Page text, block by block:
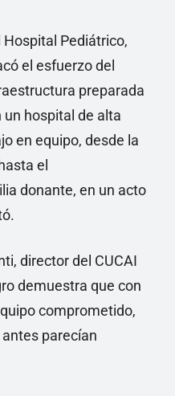
Pediátrico,
el esfuerzo del
preparada
un hospital de alta
en equipo, desde la
el
donante, en un acto
director del CUCAI
demuestra que con
comprometido,
parecían